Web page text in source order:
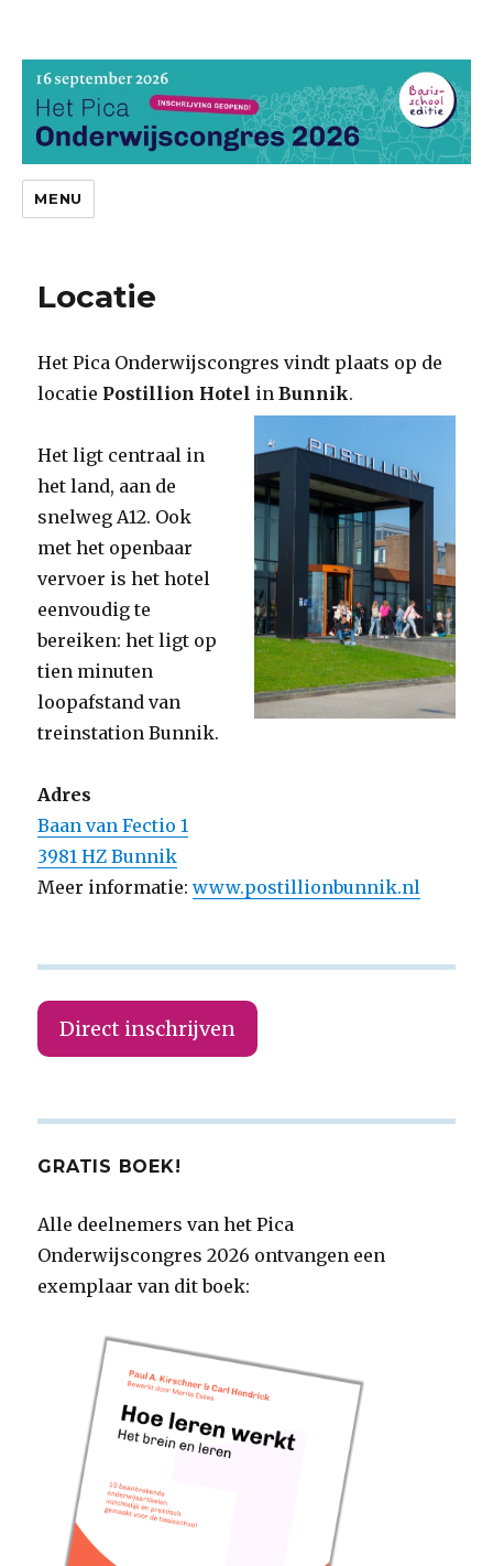
Pica Onderwijscongres
MENU
Locatie
Het Pica Onderwijscongres vindt plaats op de
locatie Postillion Hotel inBunnik.
Het ligt centraal in
het land, aan de
snelweg A12. Ook
met het openbaar
vervoer is het hotel
eenvoudig te
bereiken: het ligt op
tien minuten
loopafstand van
treinstation Bunnik.
Adres
Baan van Fectio 1
3981 HZ Bunnik
Meer informatie:www.postillionbunnik.nl
Direct inschrijven
GRATIS BOEK!
Alle deelnemers van het Pica
Onderwijscongres 2026 ontvangen een
exemplaar van dit boek: